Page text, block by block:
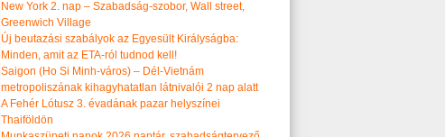
New York 2. nap – Szabadság-szobor, Wall street,
Greenwich Village
Új beutazási szabályok az Egyesült Királyságba:
Minden, amit az ETA-ról tudnod kell!
Saigon (Ho Si Minh-város) – Dél-Vietnám
metropoliszának kihagyhatatlan látnivalói 2 nap alatt
A Fehér Lótusz 3. évadának pazar helyszínei
Thaiföldön